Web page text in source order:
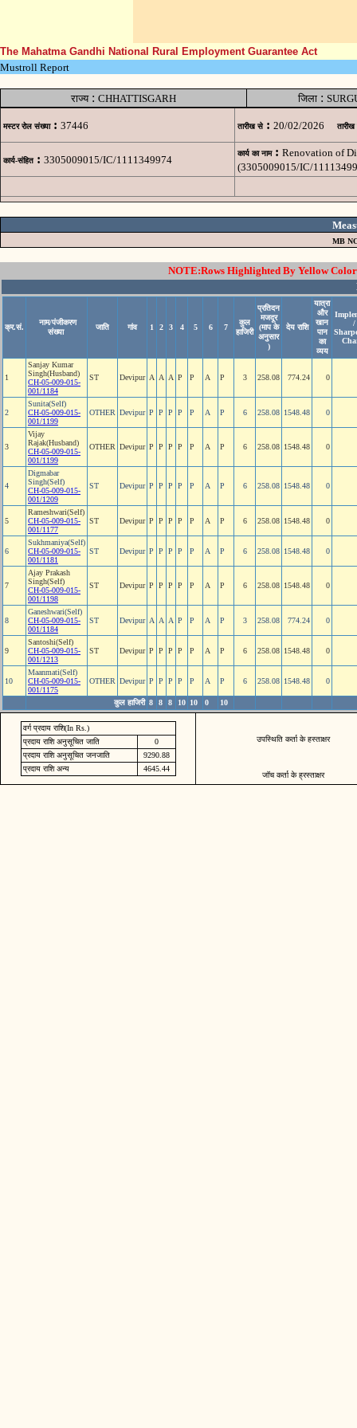
The Mahatma Gandhi National Rural Employment Guarantee Act
Mustroll Report
राज्य: CHHATTISGARH जिला:
मस्टर रोल संख्या : 37446 तारीख से : 20/02/2026 तारीख
कार्य-संहित : 3305009015/IC/1111349974
कार्य का नाम : Renovation of
(3305009015/IC/
MB
NOTE:Rows Highlighted By Yellow
क्र.सं.
नाम/पंजीकरण
संख्या
जाति गांव 1 2 3 4 5 6 7
कुल
हाजिरी
प्रतिदन
मजदूर
(माप के
अनुसार
)
देय राशि
यात्रा
और
खान
पान
का
व्यय
/
1
Sanjay Kumar
Singh(Husband)
CH-05-009-015-
001/1184
ST Devipur A A A P P A P 3 258.08 774.24 0
2
Sunita(Self)
CH-05-009-015-
001/1199
OTHER Devipur P P P P P A P 6 258.08 1548.48 0
3
Vijay
Rajak(Husband)
CH-05-009-015-
001/1199
OTHER Devipur P P P P P A P 6 258.08 1548.48 0
4
Digmabar
Singh(Self)
CH-05-009-015-
001/1209
ST Devipur P P P P P A P 6 258.08 1548.48 0
5
Rameshwari(Self)
CH-05-009-015-
001/1177
ST Devipur P P P P P A P 6 258.08 1548.48 0
6
Sukhmaniya(Self)
CH-05-009-015-
001/1181
ST Devipur P P P P P A P 6 258.08 1548.48 0
7
Ajay Prakash
Singh(Self)
CH-05-009-015-
001/1198
ST Devipur P P P P P A P 6 258.08 1548.48 0
8
Ganeshwari(Self)
CH-05-009-015-
001/1184
ST Devipur A A A P P A P 3 258.08 774.24 0
9
Santoshi(Self)
CH-05-009-015-
001/1213
ST Devipur P P P P P A P 6 258.08 1548.48 0
10
Maanmati(Self)
CH-05-009-015-
001/1175
OTHER Devipur P P P P P A P 6 258.08 1548.48 0
कुल हाजिरी 8 8 8 10 10 0 10
वर्ग प्रदाय राशि(In Rs.)
प्रदाय राशि अनुसूचित जाति
0
प्रदाय राशि अनुसूचित जनजाति
9290.88
प्रदाय राशि अन्य
4645.44
उपस्थिति कर्ता के हस्ताक्षर
जॉच कर्ता के ह्रस्ताक्षर